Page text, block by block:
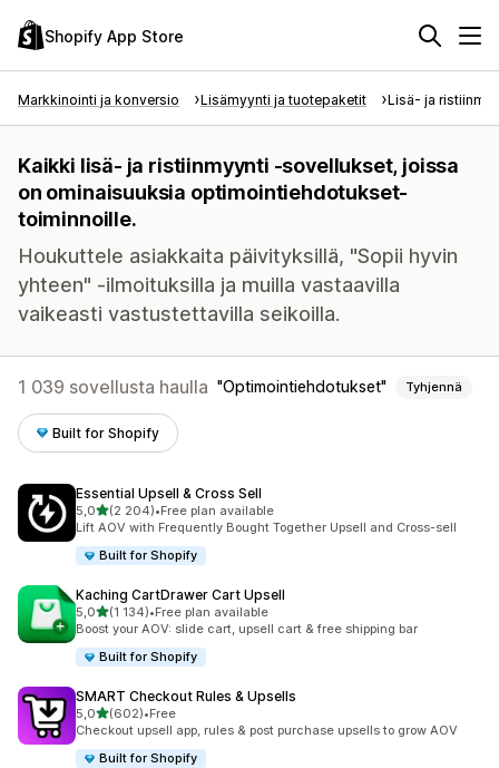
Shopify App Store
Markkinointi ja konversio Lisämyynti ja tuotepaketit Lisä- ja
Kaikki lisä- ja ristiinmyynti -sovellukset, joissa
on ominaisuuksia optimointiehdotukset-
toiminnoille.
Houkuttele asiakkaita päivityksillä, "Sopii hyvin
yhteen" -ilmoituksilla ja muilla vastaavilla
vaikeasti vastustettavilla seikoilla.
1 039 sovellusta haulla Optimointiehdotukset Tyhjennä
Built for Shopify
Essential Upsell & Cross Sell
5,0/ 5 tähteä
(2 204)
2204 arvostelua yhteensä
•Free plan available
Lift AOV with Frequently Bought Together Upsell and Cross-sell
Built for Shopify
Kaching CartDrawer Cart Upsell
5,0/ 5 tähteä
(1 134)
1134 arvostelua yhteensä
•Free plan available
Boost your AOV: slide cart, upsell cart & free shipping bar
Built for Shopify
SMART Checkout Rules & Upsells
5,0/ 5 tähteä
(602)
602 arvostelua yhteensä
•Free
Checkout upsell app, rules & post purchase upsells to grow AOV
Built for Shopify